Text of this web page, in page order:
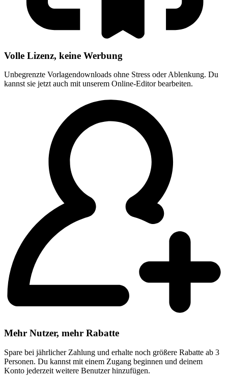
Volle Lizenz, keine Werbung
Unbegrenzte Vorlagendownloads ohne Stress oder Ablenkung. Du
kannst sie jetzt auch mit unserem Online-Editor bearbeiten.
Mehr Nutzer, mehr Rabatte
Spare bei jährlicher Zahlung und erhalte noch größere Rabatte ab 3
Personen. Du kannst mit einem Zugang beginnen und deinem
Konto jederzeit weitere Benutzer hinzufügen.